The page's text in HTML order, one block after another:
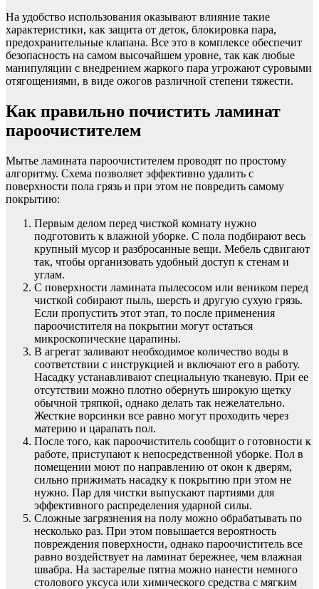
На удобство использования оказывают влияние такие
характеристики, как защита от деток, блокировка пара,
предохранительные клапана. Все это в комплексе обеспечит
безопасность на самом высочайшем уровне, так как любые
манипуляции с внедрением жаркого пара угрожают суровыми
отягощениями, в виде ожогов различной степени тяжести.
Как правильно почистить ламинат
пароочистителем
Мытье ламината пароочистителем проводят по простому
алгоритму. Схема позволяет эффективно удалить с
поверхности пола грязь и при этом не повредить самому
покрытию:
Первым делом перед чисткой комнату нужно
подготовить к влажной уборке. С пола подбирают весь
крупный мусор и разбросанные вещи. Мебель сдвигают
так, чтобы организовать удобный доступ к стенам и
углам.
С поверхности ламината пылесосом или веником перед
чисткой собирают пыль, шерсть и другую сухую грязь.
Если пропустить этот этап, то после применения
пароочистителя на покрытии могут остаться
микроскопические царапины.
В агрегат заливают необходимое количество воды в
соответствии с инструкцией и включают его в работу.
Насадку устанавливают специальную тканевую. При ее
отсутствии можно плотно обернуть широкую щетку
обычной тряпкой, однако делать так нежелательно.
Жесткие ворсинки все равно могут проходить через
материю и царапать пол.
После того, как пароочиститель сообщит о готовности к
работе, приступают к непосредственной уборке. Пол в
помещении моют по направлению от окон к дверям,
сильно прижимать насадку к покрытию при этом не
нужно. Пар для чистки выпускают партиями для
эффективного распределения ударной силы.
Сложные загрязнения на полу можно обрабатывать по
несколько раз. При этом повышается вероятность
повреждения поверхности, однако пароочиститель все
равно воздействует на ламинат бережнее, чем влажная
швабра. На застарелые пятна можно нанести немного
столового уксуса или химического средства с мягким